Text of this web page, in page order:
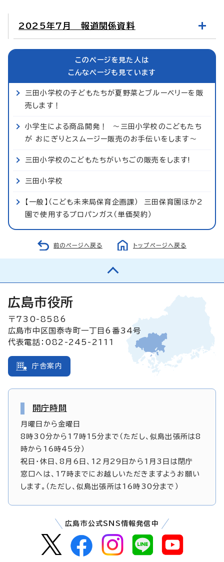
2025年7月 報道関係資料
このページを見た人は
こんなページも見ています
三田小学校の子どもたちが夏野菜とブルーベリーを販
売します！
小学生による商品開発！ ～三田小学校のこどもたち
が おにぎりとスムージー販売のお手伝いをします～
三田小学校のこどもたちがいちごの販売をします!
三田小学校
【一般】（こども未来局保育企画課） 三田保育園ほか2
園で使用するプロパンガス（単価契約）
前のページへ戻る トップページへ戻る
広島市役所
〒730-8586
広島市中区国泰寺町一丁目6番34号
代表電話：082-245-2111
庁舎案内
開庁時間
月曜日から金曜日
8時30分から17時15分まで（ただし、似島出張所は8
時から16時45分）
祝日・休日、8月6日、12月29日から1月3日は閉庁
窓口へは、17時までにお越しいただきますようお願い
します。（ただし、似島出張所は16時30分まで）
広島市公式SNS情報発信中